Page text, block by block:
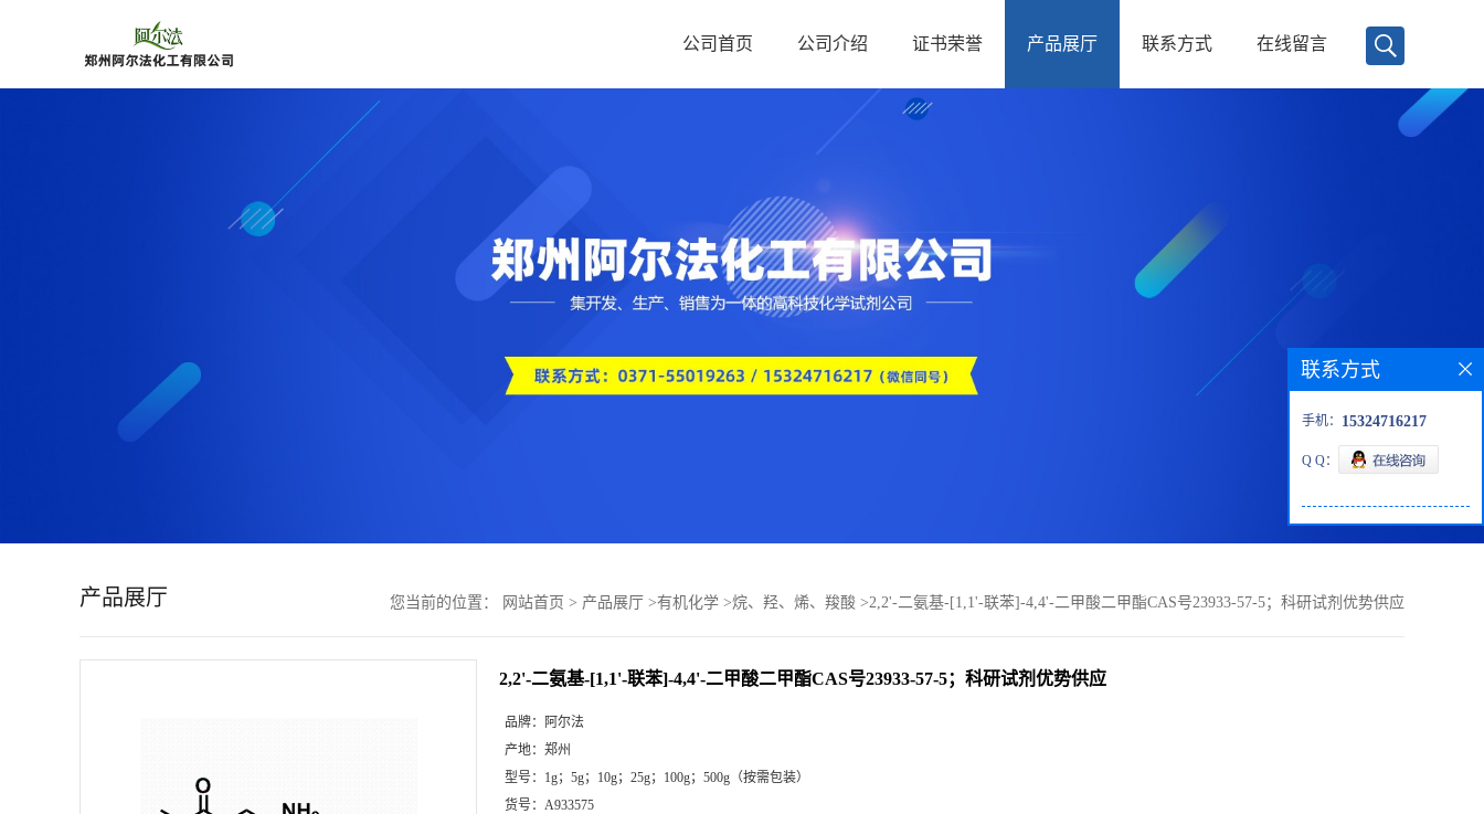
公司首页 公司介绍 证书荣誉 产品展厅 联系方式 在线留言
产品展厅 您当前的位置： 网站首页 > 产品展厅 >有机化学 >烷、羟、烯、羧酸 >2,2'-二氨基-[1,1'-联苯]-4,4'-二甲酸二甲酯CAS号23933-57-5；科研试剂优势供应
2,2'-二氨基-[1,1'-联苯]-4,4'-二甲酸二甲酯CAS号23933-57-5；科研试剂优势供应
品牌： 阿尔法
产地： 郑州
型号： 1g；5g；10g；25g；100g；500g（按需包装）
货号： A933575
联系方式
手机： 15324716217
Q Q：